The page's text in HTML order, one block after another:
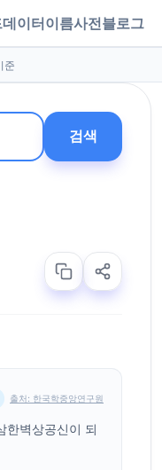
데이터이름사전블로그
준
검색
출처: 한국학중앙연구원
한벽상공신이 되